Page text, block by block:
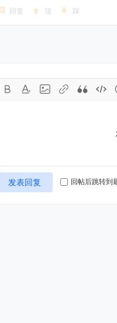
回复 顶 踩
发表回复 回帖后跳转到